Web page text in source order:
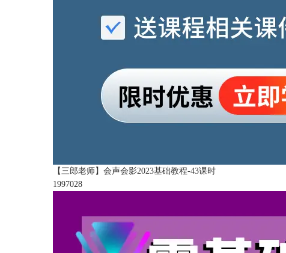
【三郎老师】会声会影2023基础教程-43课时
1997028